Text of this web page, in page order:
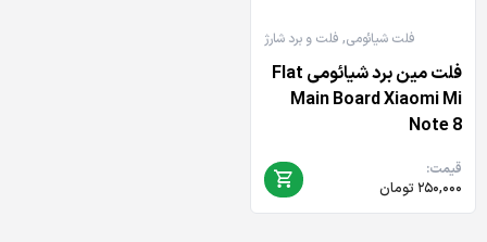
فلت شیائومی, فلت و برد شارژ
فلت مین برد شیائومی Flat
Main Board Xiaomi Mi
Note 8
قیمت:
۲۵۰,۰۰۰ تومان